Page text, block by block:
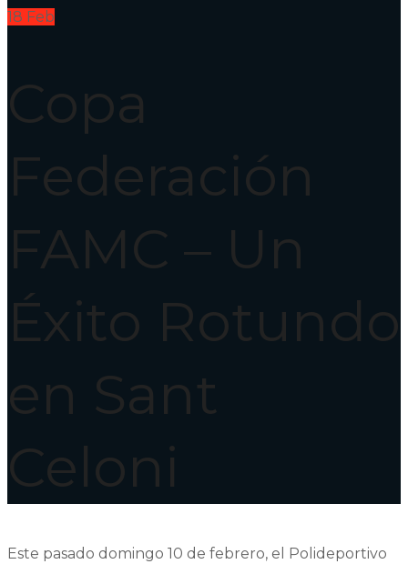
18 Feb
Copa
Federación
FAMC – Un
Éxito Rotundo
en Sant
Celoni
Este pasado domingo 10 de febrero, el Polideportivo